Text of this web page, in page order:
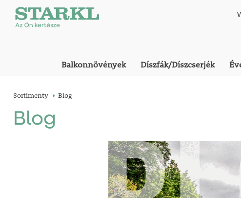
Balkonnövények Díszfák/Díszcserjék
Sortimenty Blog
Blog